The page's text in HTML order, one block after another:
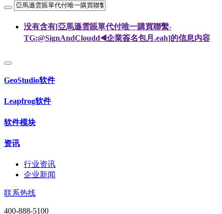
没有含有[亞馬遜雲賬單代付唯一購買聯繫-
TG:@SignAndCloudd◀️企業簽名包月.eah]的信息内容
GeoStudio软件
Leapfrog软件
软件模块
资讯
行业资讯
企业新闻
联系热线
400-888-5100